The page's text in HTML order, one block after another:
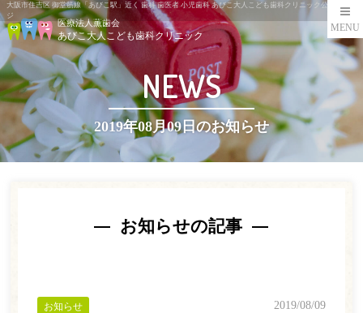
大阪市住吉区 御堂筋線「あびこ駅」近く 歯科 歯医者 小児歯科 あびこ大人こども歯科クリニック公式ペー
ジ
医療法人薫歯会
あびこ大人こども歯科クリニック
MENU
NEWS
2019年08月09日のお知らせ
お知らせの記事
お知らせ 2019/08/09